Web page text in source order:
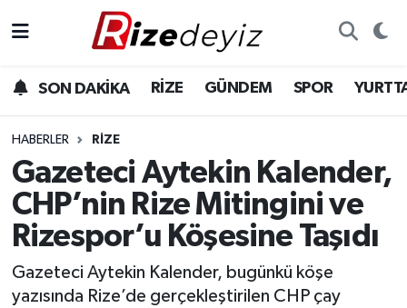
SON DAKİKA RİZE GÜNDEM SPOR
HABERLER RIZE
Gazeteci Aytekin Kalender,
CHP’nin Rize Mitingini ve
Rizespor’u Köşesine Taşıdı
Gazeteci Aytekin Kalender, bugünkü köşe
yazısında Rize’de gerçekleştirilen CHP çay
Gündem
Yurttan Haberler
Ekonomi
Teknoloji
Sağlık
Rize Hava Durumu
Rize Trafik Yoğunluk Haritası
Süper Lig Puan Durumu ve Fikstür
Tüm Manşetler
Son Dakika Haberleri